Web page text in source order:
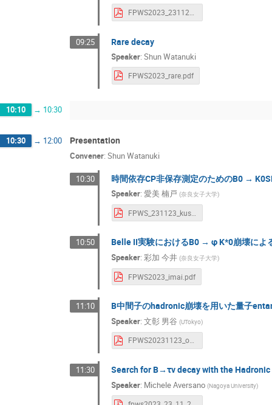
FPWS2023_231123_HanwookBae.pdf
09:25 Rare decay
Speaker:Shun Watanuki
FPWS2023_rare.pdf
10:10 → 10:30
10:30 → 12:00 Presentation
Convener: Shun Watanuki
10:30 時間依存CP非保存測定のためのB0 →
Speaker:愛美 楠戸 (奈良女子大学)
FPWS_231123_kusudo.pdf
10:50 Belle II実験におけるB0 → φ K*0崩壊によ
Speaker:彩加 今井 (奈良女子大学)
FPWS2023_imai.pdf
11:10 B中間子のhadronic崩壊を用いた量子
Speaker:文彰 男谷 (UTokyo)
FPWS20231123_otani.pdf
11:30 Search for B→τν decay with the
Speaker: Michele Aversano (Nagoya University)